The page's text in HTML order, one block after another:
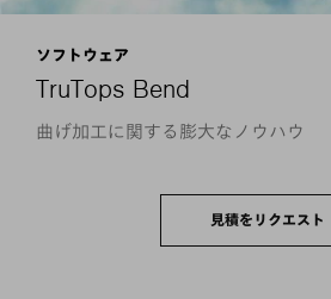
ソフトウェア
TruTops Bend
曲げ加工に関する膨大なノウハウ
見積をリクエスト